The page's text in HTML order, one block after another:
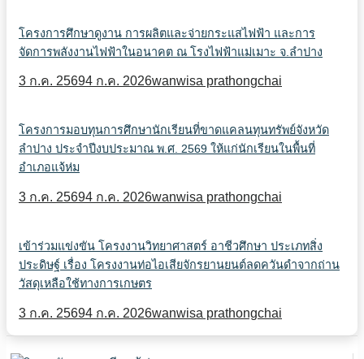
โครงการศึกษาดูงาน การผลิตและจ่ายกระแสไฟฟ้า และการ
จัดการพลังงานไฟฟ้าในอนาคต ณ โรงไฟฟ้าแม่เมาะ จ.ลำปาง
3 ก.ค. 25694 ก.ค. 2026wanwisa prathongchai
โครงการมอบทุนการศึกษานักเรียนที่ขาดแคลนทุนทรัพย์จังหวัด
ลำปาง ประจำปีงบประมาณ พ.ศ. 2569 ให้แก่นักเรียนในพื้นที่
อำเภอแจ้ห่ม
3 ก.ค. 25694 ก.ค. 2026wanwisa prathongchai
เข้าร่วมแข่งขัน โครงงานวิทยาศาสตร์ อาชีวศึกษา ประเภทสิ่ง
ประดิษฐ์ เรื่อง โครงงานท่อไอเสียจักรยานยนต์ลดควันดำจากถ่าน
วัสดุเหลือใช้ทางการเกษตร
3 ก.ค. 25694 ก.ค. 2026wanwisa prathongchai